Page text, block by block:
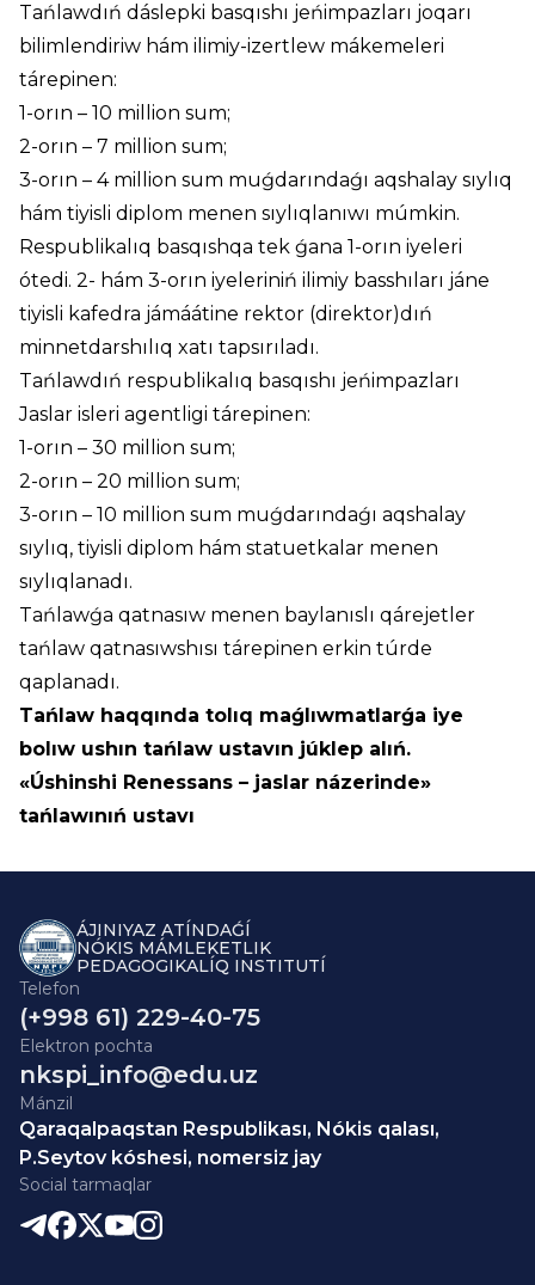
Tańlawdıń dáslepki basqıshı jeńimpazları joqarı
bilimlendiriw hám ilimiy-izertlew mákemeleri
tárepinen:
1-orın – 10 million sum;
2-orın – 7 million sum;
3-orın – 4 million sum muǵdarındaǵı aqshalay sıylıq
hám tiyisli diplom menen sıylıqlanıwı múmkin.
Respublikalıq basqıshqa tek ǵana 1-orın iyeleri
ótedi. 2- hám 3-orın iyeleriniń ilimiy basshıları jáne
tiyisli kafedra jámáátine rektor (direktor)dıń
minnetdarshılıq xatı tapsırıladı.
Tańlawdıń respublikalıq basqıshı jeńimpazları
Jaslar isleri agentligi tárepinen:
1-orın – 30 million sum;
2-orın – 20 million sum;
3-orın – 10 million sum muǵdarındaǵı aqshalay
sıylıq, tiyisli diplom hám statuetkalar menen
sıylıqlanadı.
Tańlawǵa qatnasıw menen baylanıslı qárejetler
tańlaw qatnasıwshısı tárepinen erkin túrde
qaplanadı.
Tańlaw haqqında tolıq maǵlıwmatlarǵa iye
bolıw ushın tańlaw ustavın júklep alıń.
«Úshinshi Renessans – jaslar názerinde»
tańlawınıń ustavı
ÁJINIYAZ ATÍNDAǴÍ
NÓKIS MÁMLEKETLIK
PEDAGOGIKALÍQ INSTITUTÍ
Telefon
(+998 61) 229-40-75
Elektron pochta
nkspi_info@edu.uz
Mánzil
Qaraqalpaqstan Respublikası, Nókis qalası,
P.Seytov kóshesi, nomersiz jay
Social tarmaqlar